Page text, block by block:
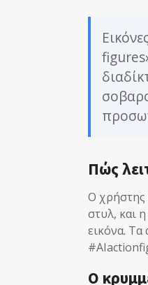
Πώς
Ο χρήστης
στυλ, και
εικόνα.
Ο